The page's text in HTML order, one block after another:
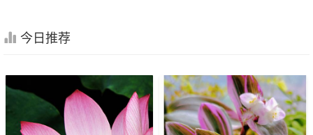
今日推荐